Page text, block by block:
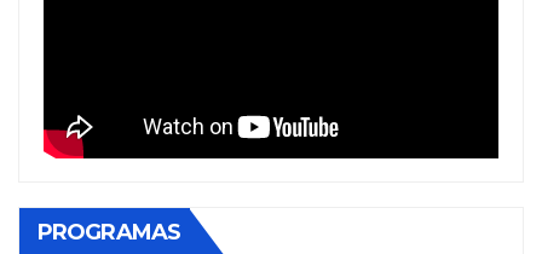
PROGRAMAS